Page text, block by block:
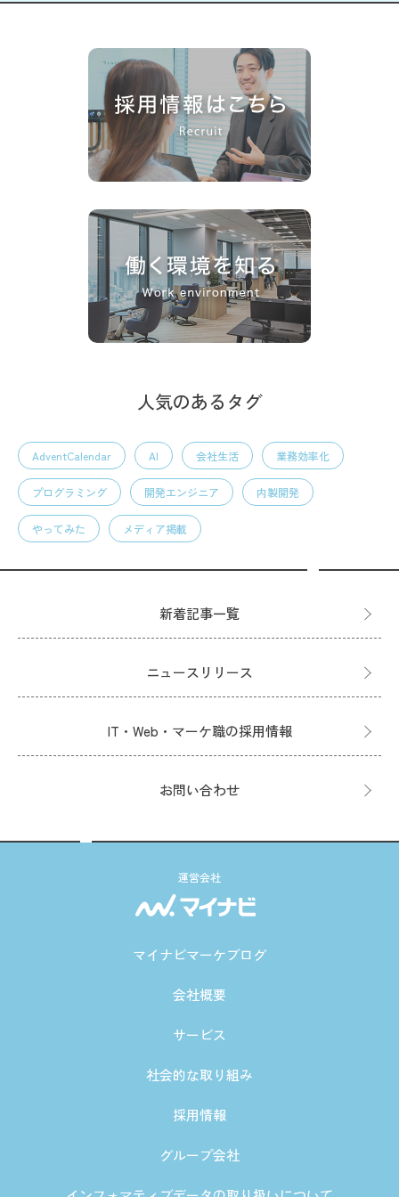
人気のあるタグ
AdventCalendar AI 会社生活 業務効率化
プログラミング 開発エンジニア 内製開発
やってみた メディア掲載
新着記事一覧
ニュースリリース
IT・Web・マーケ職の採用情報
お問い合わせ
運営会社
マイナビマーケブログ
会社概要
サービス
社会的な取り組み
採用情報
グループ会社